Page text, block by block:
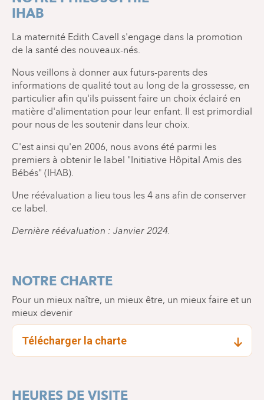
IHAB
La maternité Edith Cavell s'engage dans la promotion
de la santé des nouveaux-nés.
Nous veillons à donner aux futurs-parents des
informations de qualité tout au long de la grossesse, en
particulier afin qu'ils puissent faire un choix éclairé en
matière d'alimentation pour leur enfant. Il est primordial
pour nous de les soutenir dans leur choix.
C'est ainsi qu'en 2006, nous avons été parmi les
premiers à obtenir le label "Initiative Hôpital Amis des
Bébés" (IHAB).
Une réévaluation a lieu tous les 4 ans afin de conserver
ce label.
Dernière réévaluation : Janvier 2024.
NOTRE CHARTE
Pour un mieux naître, un mieux être, un mieux faire et un
mieux devenir
Télécharger la charte
HEURES DE VISITE